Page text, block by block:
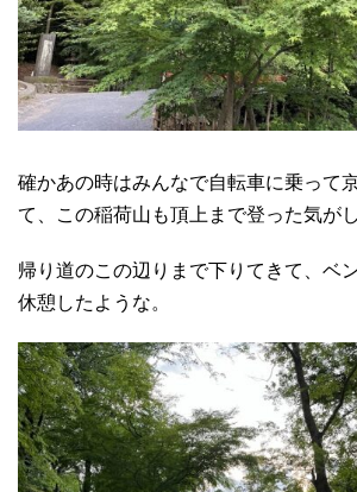
確かあの時はみんなで自転車に乗って
て、この稲荷山も頂上まで登った気がし
帰り道のこの辺りまで下りてきて、ベ
休憩したような。